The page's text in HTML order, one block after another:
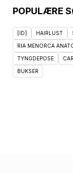
POPULÆRE
[ID] HAIRLUST
RIA MENORCA
TYNGDEPOSE
BUKSER